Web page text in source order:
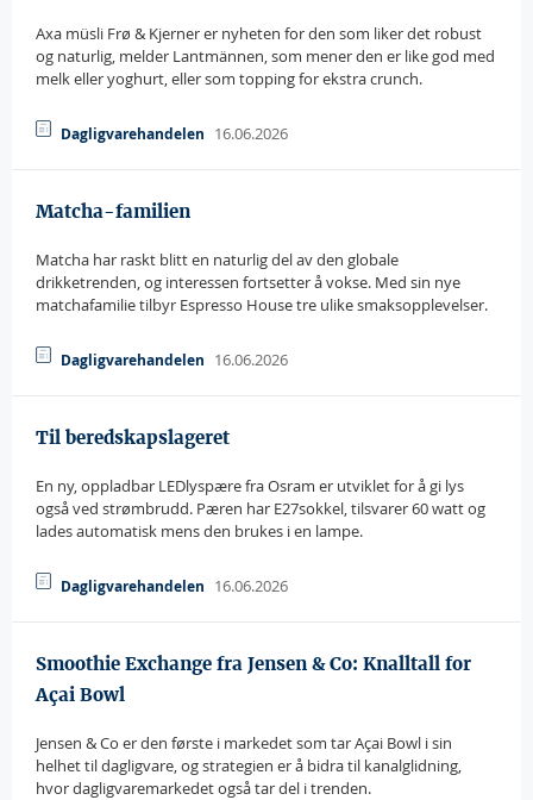
Axa müsli Frø & Kjerner er nyheten for den som liker det robust
og naturlig, melder Lantmännen, som mener den er like god med
melk eller yoghurt, eller som topping for ekstra crunch.
Dagligvarehandelen 16.06.2026
Matcha-familien
Matcha har raskt blitt en naturlig del av den globale
drikketrenden, og interessen fortsetter å vokse. Med sin nye
matchafamilie tilbyr Espresso House tre ulike smaksopplevelser.
Dagligvarehandelen 16.06.2026
Til beredskapslageret
En ny, oppladbar LEDlyspære fra Osram er utviklet for å gi lys
også ved strømbrudd. Pæren har E27sokkel, tilsvarer 60 watt og
lades automatisk mens den brukes i en lampe.
Dagligvarehandelen 16.06.2026
Smoothie Exchange fra Jensen & Co: Knalltall for
Açai Bowl
Jensen & Co er den første i markedet som tar Açai Bowl i sin
helhet til dagligvare, og strategien er å bidra til kanalglidning,
hvor dagligvaremarkedet også tar del i trenden.